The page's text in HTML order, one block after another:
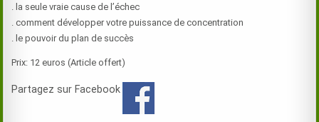
. la seule vraie cause de l’échec
. comment développer votre puissance de concentration
. le pouvoir du plan de succès
Prix: 12 euros (Article offert)
Partagez sur Facebook